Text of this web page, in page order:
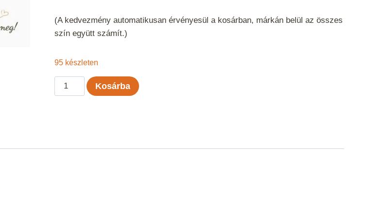
(A kedvezmény automatikusan érvényesül a kosárban, márkán belül az összes
szín együtt számít.)
95 készleten
Kartopu
No1
mennyiség
Kosárba